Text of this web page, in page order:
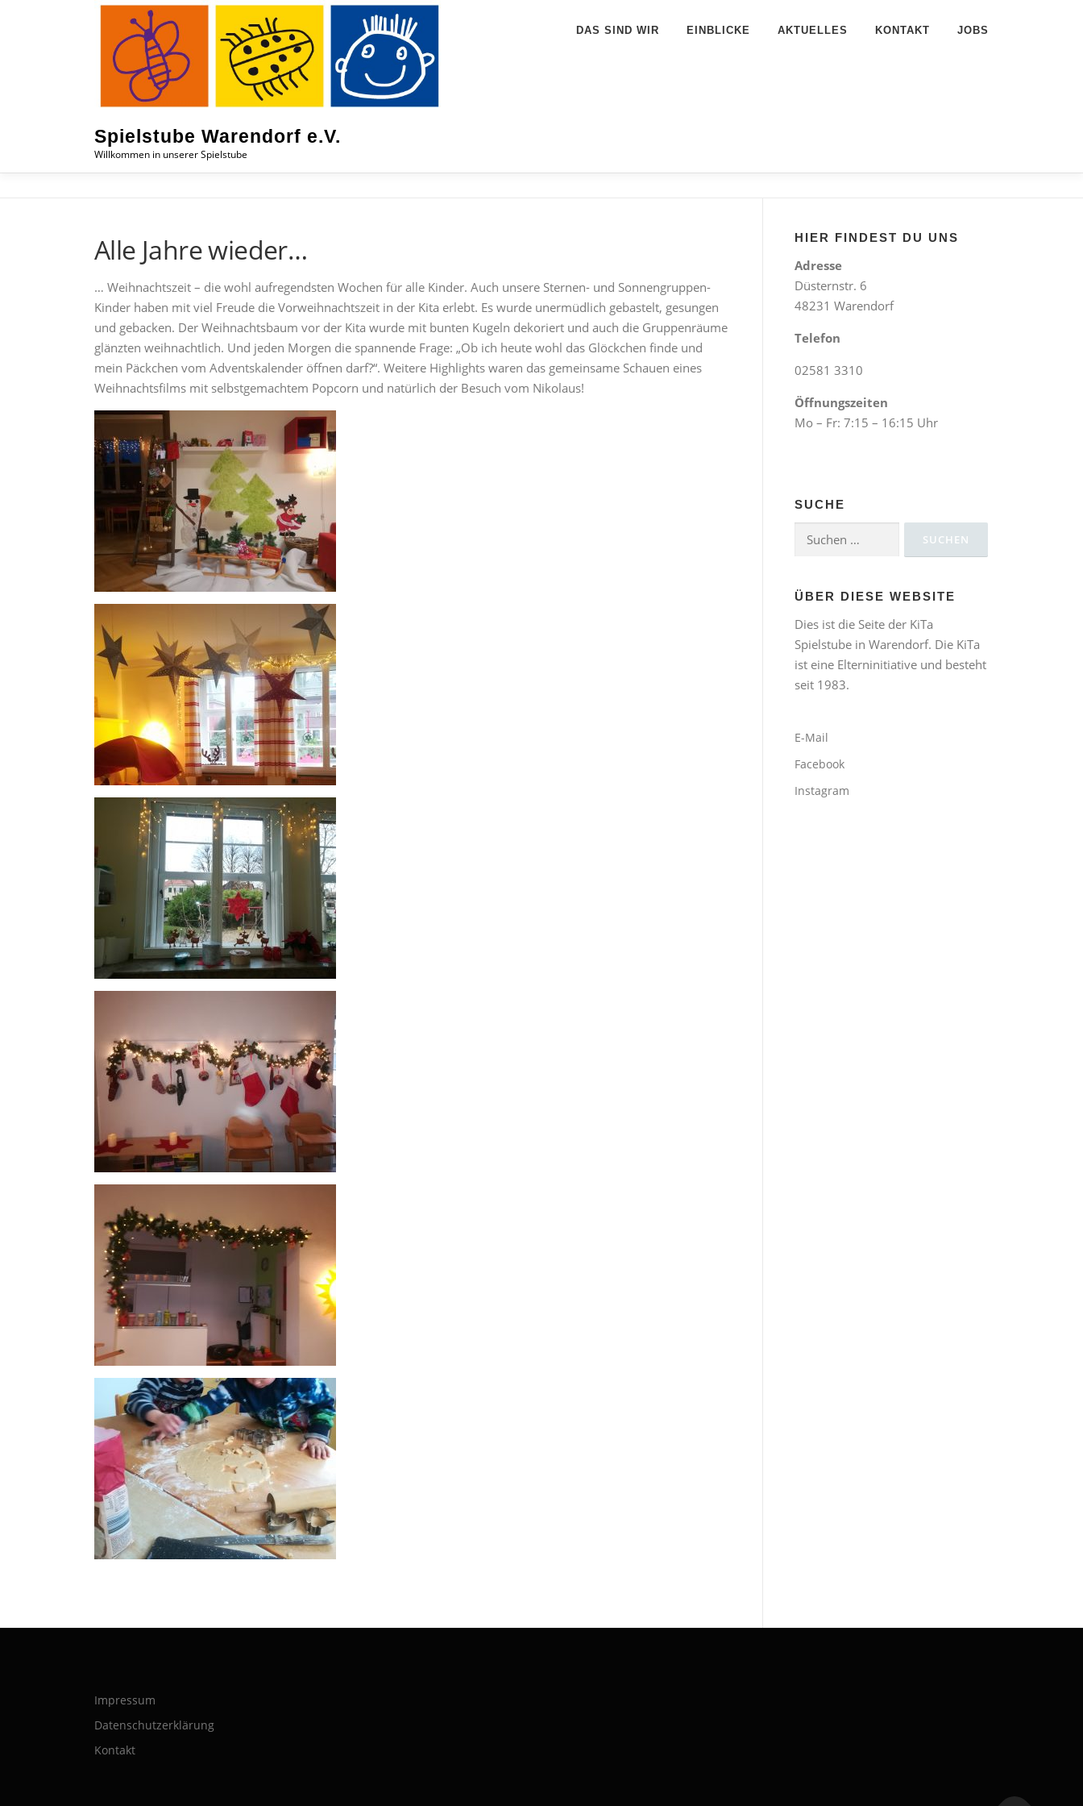
Spielstube Warendorf e.V.
Willkommen in unserer Spielstube
DAS SIND WIR EINBLICKE AKTUELLES KONTAKT JOBS
Alle Jahre wieder…
… Weihnachtszeit – die wohl aufregendsten Wochen für alle Kinder. Auch unsere Sternen- und Sonnengruppen-
Kinder haben mit viel Freude die Vorweihnachtszeit in der Kita erlebt. Es wurde unermüdlich gebastelt, gesungen
und gebacken. Der Weihnachtsbaum vor der Kita wurde mit bunten Kugeln dekoriert und auch die Gruppenräume
glänzten weihnachtlich. Und jeden Morgen die spannende Frage: „Ob ich heute wohl das Glöckchen finde und
mein Päckchen vom Adventskalender öffnen darf?“. Weitere Highlights waren das gemeinsame Schauen eines
Weihnachtsfilms mit selbstgemachtem Popcorn und natürlich der Besuch vom Nikolaus!
HIER FINDEST DU UNS
Adresse
Düsternstr. 6
48231 Warendorf
Telefon
02581 3310
Öffnungszeiten
Mo – Fr: 7:15 – 16:15 Uhr
SUCHE
Suchen
ÜBER DIESE WEBSITE
Dies ist die Seite der KiTa
Spielstube in Warendorf. Die KiTa
ist eine Elterninitiative und besteht
seit 1983.
E-Mail
Facebook
Instagram
Impressum
Datenschutzerklärung
Kontakt